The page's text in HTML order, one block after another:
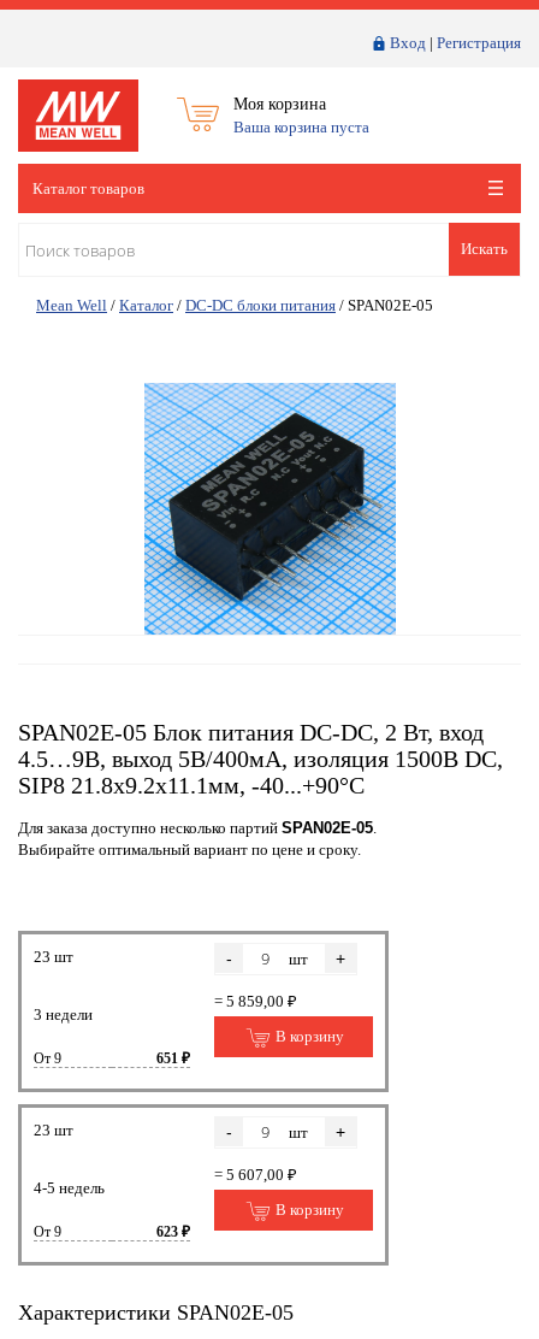
Вход | Регистрация
Моя корзина
Ваша корзина пуста
Каталог товаров
Искать
Mean Well / Каталог / DC-DC блоки питания / SPAN02E-05
SPAN02E-05 Блок питания DC-DC, 2 Вт, вход
4.5…9В, выход 5В/400мА, изоляция 1500В DC,
SIP8 21.8х9.2х11.1мм, -40...+90°С
Для заказа доступно несколько партий SPAN02E-05
Выбирайте оптимальный вариант по цене и сроку.
23 шт
3 недели
От 9 651 ₽
- шт +
= 5 859,00 ₽
В корзину
23 шт
4-5 недель
От 9 623 ₽
- шт +
= 5 607,00 ₽
В корзину
Характеристики SPAN02E-05